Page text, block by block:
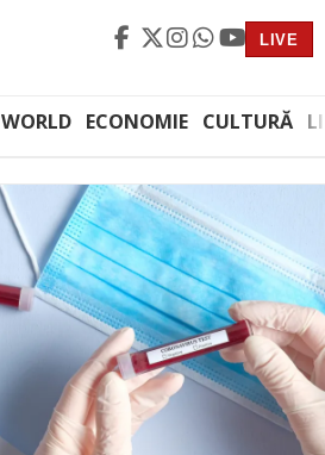
LIVE
WORLD ECONOMIE CULTURĂ